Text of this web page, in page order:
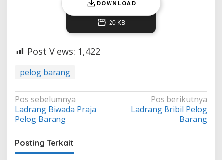
DOWNLOAD
20 KB
Post Views: 1,422
pelog barang
Navigasi
pos
Pos sebelumnya
Ladrang Biwada Praja
Pelog Barang
Pos berikutnya
Ladrang Bribil Pelog
Barang
Posting Terkait